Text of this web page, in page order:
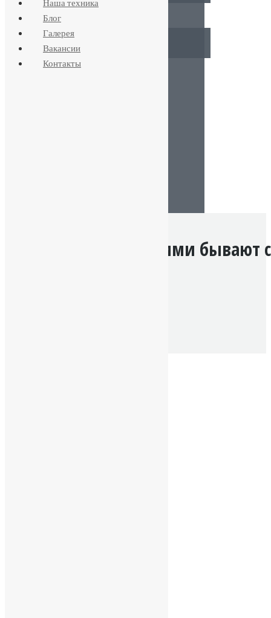
ОБУСТРОЙСТВО
Летний вариант
Зимний вариант
Какими бывают
Наша техника
Блог
Галерея
Вакансии
Контакты